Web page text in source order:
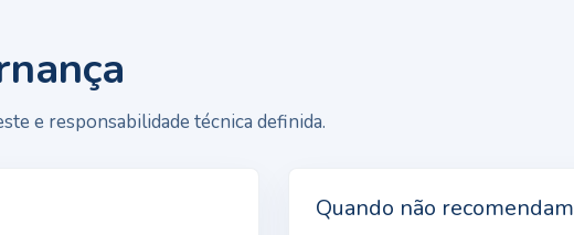
e responsabilidade técnica definida.
Quando não